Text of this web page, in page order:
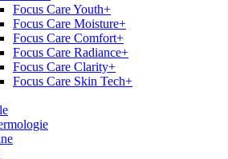
Focus Care Youth+
Focus Care Moisture+
Focus Care Comfort+
Focus Care Radiance+
Focus Care Clarity+
Focus Care Skin Tech+